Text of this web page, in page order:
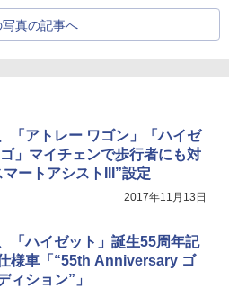
写真の記事へ
「アトレー ワゴン」「ハイゼ
」マイチェンで歩行者にも対
マートアシストIII”設定
2017年11月13日
「ハイゼット」誕生55周年記
様車「“55th Anniversary ゴ
ィション”」